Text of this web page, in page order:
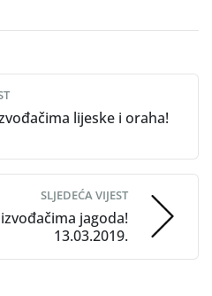
lijeske i oraha!
SLJEDEĆA VIJEST
jagoda!
13.03.2019.